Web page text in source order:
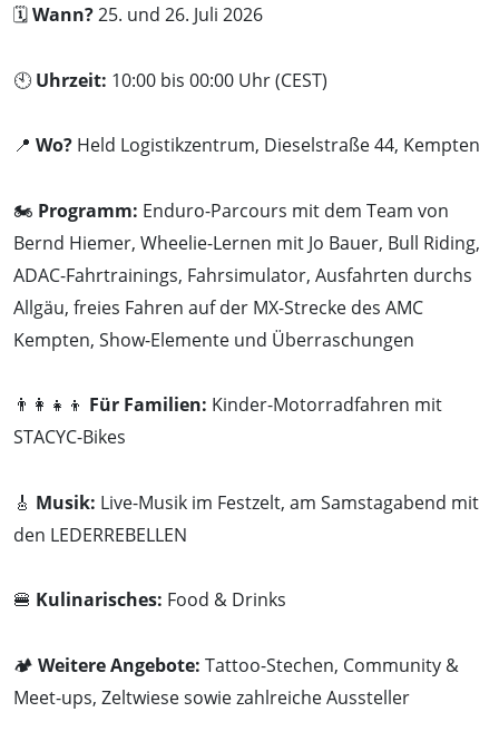
🗓️Wann?25. und 26. Juli 2026
🕙 Uhrzeit: 10:00 bis 00:00 Uhr (CEST)
📍 Wo? Held Logistikzentrum, Dieselstraße 44, Kempten
🏍️ Programm: Enduro-Parcours mit dem Team von
Bernd Hiemer, Wheelie-Lernen mit Jo Bauer, Bull Riding,
ADAC-Fahrtrainings, Fahrsimulator, Ausfahrten durchs
Allgäu, freies Fahren auf der MX-Strecke des AMC
Kempten, Show-Elemente und Überraschungen
👨‍👩‍👧‍👦 Für Familien: Kinder-Motorradfahren mit
STACYC-Bikes
🎸 Musik: Live-Musik im Festzelt, am Samstagabend mit
den LEDERREBELLEN
🍔 Kulinarisches: Food & Drinks
🏕️ Weitere Angebote: Tattoo-Stechen, Community &
Meet-ups, Zeltwiese sowie zahlreiche Aussteller